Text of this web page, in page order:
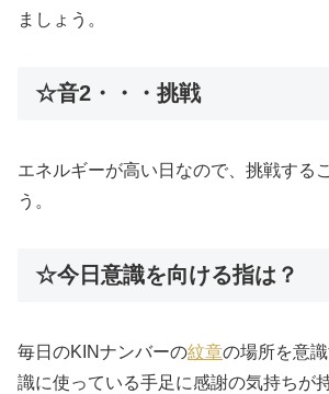
ましょう。
☆音2・・・挑戦
エネルギーが高い日なので、挑戦する
う。
☆今日意識を向ける指は？
毎日のKINナンバーの紋章の場所を意
識に使っている手足に感謝の気持ちが